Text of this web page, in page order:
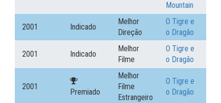
Mountain
2001 Indicado
Melhor
Direção
O Tigre e
o Dragão
2001 Indicado
Melhor
Filme
O Tigre e
o Dragão
2001
Premiado
Melhor
Filme
Estrangeiro
O Tigre e
o Dragão